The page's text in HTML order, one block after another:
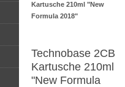
Kartusche 210ml "New
Formula 2018"
Technobase 2CB
Kartusche 210ml
"New Formula